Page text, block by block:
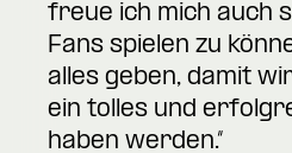
freue ich mich auch
Fans spielen zu
alles geben, damit
ein tolles und
haben werden.“